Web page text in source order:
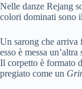
Nelle danze Rejang
colori dominati sono
Un sarong che
esso è messa
Il corpetto è formato
pregiato come un